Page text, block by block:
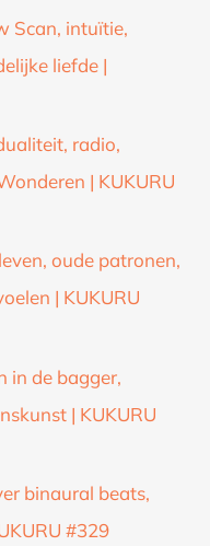
Scan, intuïtie,
liefde |
radio,
| KUKURU
oude patronen,
| KUKURU
in de bagger,
| KUKURU
binaural beats,
#329